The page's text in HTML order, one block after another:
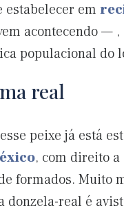
estabelecer em
acontecendo — ,
populacional do
real
peixe já está
, com direito a
formados. Muito
donzela-real é